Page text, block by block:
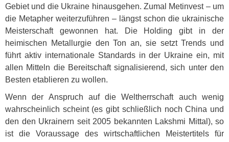
Gebiet und die Ukraine hinausgehen. Zumal Metinvest – um
die Metapher weiterzuführen – längst schon die ukrainische
Meisterschaft gewonnen hat. Die Holding gibt in der
heimischen Metallurgie den Ton an, sie setzt Trends und
führt aktiv internationale Standards in der Ukraine ein, mit
allen Mitteln die Bereitschaft signalisierend, sich unter den
Besten etablieren zu wollen.
Wenn der Anspruch auf die Weltherrschaft auch wenig
wahrscheinlich scheint (es gibt schließlich noch China und
den den Ukrainern seit 2005 bekannten Lakshmi Mittal), so
ist die Voraussage des wirtschaftlichen Meistertitels für